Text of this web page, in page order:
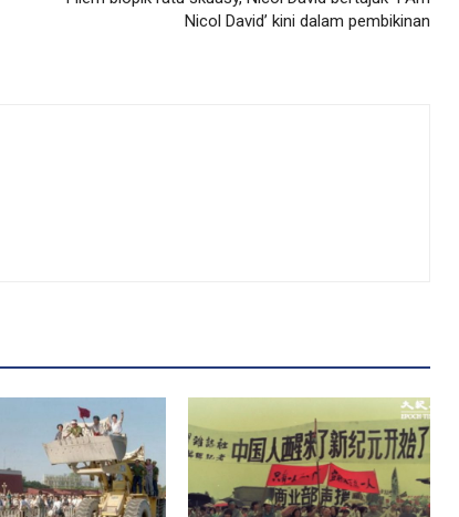
Nicol David’ kini dalam pembikinan